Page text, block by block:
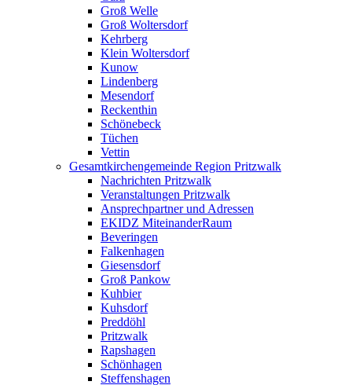
Groß Welle
Groß Woltersdorf
Kehrberg
Klein Woltersdorf
Kunow
Lindenberg
Mesendorf
Reckenthin
Schönebeck
Tüchen
Vettin
Gesamtkirchengemeinde Region Pritzwalk
Nachrichten Pritzwalk
Veranstaltungen Pritzwalk
Ansprechpartner und Adressen
EKIDZ MiteinanderRaum
Beveringen
Falkenhagen
Giesensdorf
Groß Pankow
Kuhbier
Kuhsdorf
Preddöhl
Pritzwalk
Rapshagen
Schönhagen
Steffenshagen